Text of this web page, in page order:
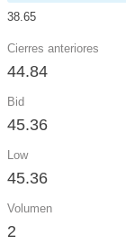
38.65
Cierres anteriores
44.84
Bid
45.36
Low
45.36
Volumen
2